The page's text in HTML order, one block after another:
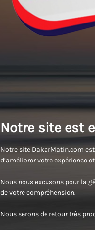
Notre site est
Notre site DakarMatin.com
d’améliorer votre expérience
Nous nous excusons pour la
de votre compréhension.
Nous serons de retour très